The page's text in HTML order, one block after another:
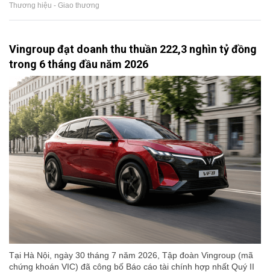
Thương hiệu - Giao thương
Vingroup đạt doanh thu thuần 222,3 nghìn tỷ đồng
trong 6 tháng đầu năm 2026
Tại Hà Nội, ngày 30 tháng 7 năm 2026, Tập đoàn Vingroup (mã
chứng khoán VIC) đã công bố Báo cáo tài chính hợp nhất Quý II